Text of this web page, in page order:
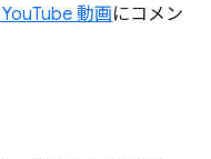
動画にコメン